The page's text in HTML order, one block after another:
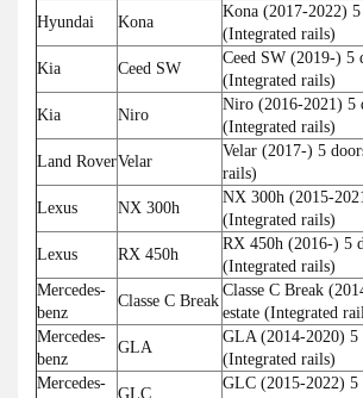
Hyundai
Kona
Kona (2017-2022)
(Integrated rails)
Kia
Ceed SW
Ceed SW (2019-) 5
(Integrated rails)
Kia
Niro
Niro (2016-2021) 5
(Integrated rails)
Land RoverVelar
Velar (2017-) 5
rails)
Lexus
NX 300h
NX 300h (2015-
(Integrated rails)
Lexus
RX 450h
RX 450h (2016-) 5
(Integrated rails)
Mercedes-
benz
Classe C Break
Classe C Break
estate (Integrated
Mercedes-
benz
GLA
GLA (2014-2020) 5
(Integrated rails)
Mercedes-
GLC
GLC (2015-2022) 5